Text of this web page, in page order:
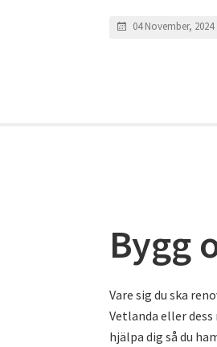
04 November, 2024
Bygg
Vare sig du ska
Vetlanda eller
hjälpa dig så du